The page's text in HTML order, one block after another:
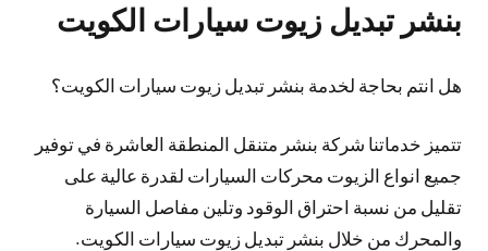
بنشر تبديل زيوت سيارات الكويت
هل انتم بحاجة لخدمة بنشر تبديل زيوت سيارات الكويت؟
تتميز خدماتنا شركة بنشر متنقل المنطقة العاشرة في توفير
جميع انواع الزيوت محركات السيارات لقدرة عالية على
تقليل من نسبة احتراق الوقود وتلين مفاصل السيارة
والمحرك من خلال بنشر تبديل زيوت سيارات الكويت.